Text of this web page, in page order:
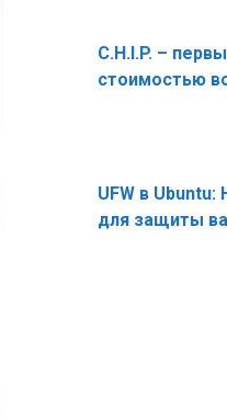
C.H.I.P. –
стоимостью
UFW в
для защиты